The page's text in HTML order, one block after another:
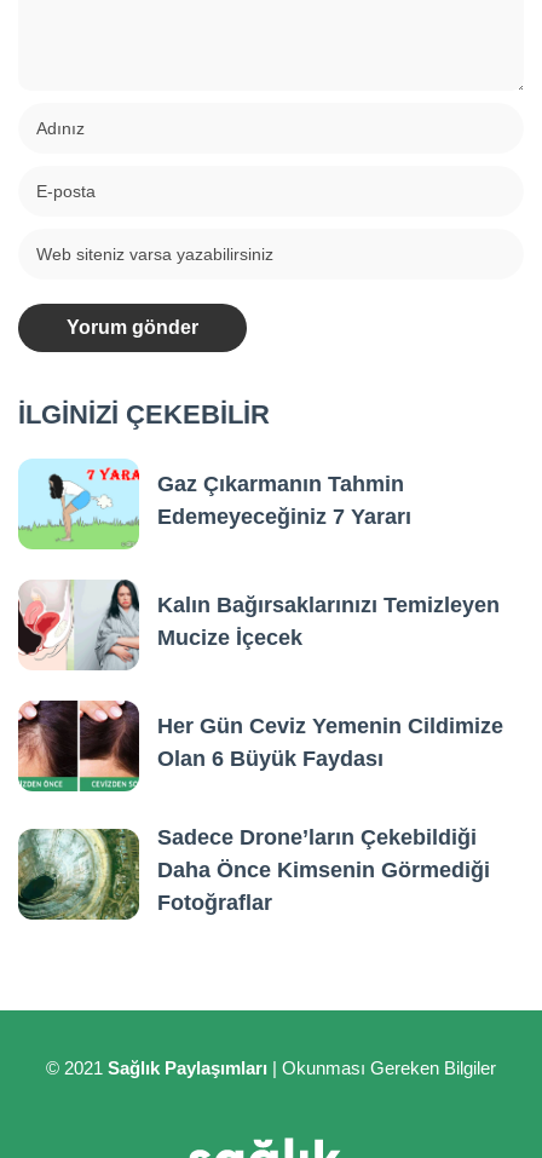
İLGİNİZİ ÇEKEBİLİR
Gaz Çıkarmanın Tahmin
Edemeyeceğiniz 7 Yararı
Kalın Bağırsaklarınızı Temizleyen
Mucize İçecek
Her Gün Ceviz Yemenin Cildimize
Olan 6 Büyük Faydası
Sadece Drone’ların Çekebildiği
Daha Önce Kimsenin Görmediği
Fotoğraflar
© 2021 Sağlık Paylaşımları | Okunması Gereken Bilgiler